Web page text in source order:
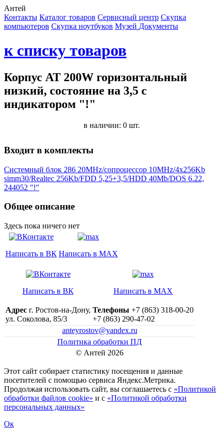
Антей
Контакты Каталог товаров Сервисный центр Cкупка
компьютеров Cкупка ноутбуков Музей Документы
к списку товаров
Корпус AT 200W горизонтальный
низкий, состояние на 3,5 c
индикатором "!"
в наличии: 0 шт.
Входит в комплекты
Системный блок 286 20MHz/сопроцессор 10MHz/4x256Kb
simm30/Realtec 256Kb/FDD 5,25+3,5/HDD 40Mb/DOS 6.22,
244052 "!"
Общее описание
Здесь пока ничего нет
Написать в ВК Написать в MAX
Написать в ВК Написать в MAX
Адрес г. Ростов-на-Дону,
ул. Соколова, 85/3
Телефоны +7 (863) 318-00-20
+7 (863) 290-47-02
anteyrostov@yandex.ru
Политика обработки ПД
© Антей 2026
Этот сайт собирает статистику посещения и данные
посетителей c помощью сервиса Яндекс.Метрика.
Продолжая использовать сайт, вы соглашаетесь с «Политикой
обработки файлов cookie» и с «Политикой обработки
персональных данных»
Ок